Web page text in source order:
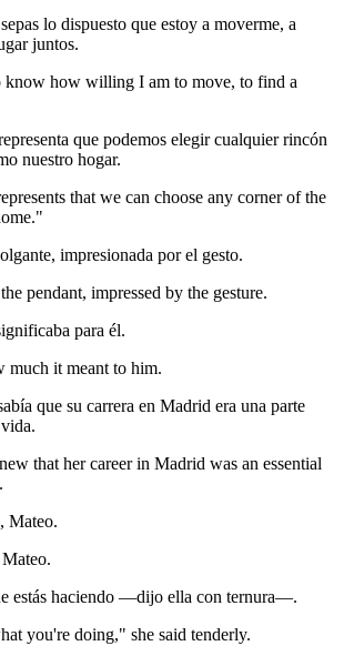
lo dispuesto que estoy a moverme, a
juntos.
know how willing I am to move, to find a
que podemos elegir cualquier rincón
nuestro hogar.
that we can choose any corner of the
impresionada por el gesto.
pendant, impressed by the gesture.
para él.
much it meant to him.
que su carrera en Madrid era una parte
that her career in Madrid was an essential
Mateo.
estás haciendo —dijo ella con ternura—.
you're doing," she said tenderly.